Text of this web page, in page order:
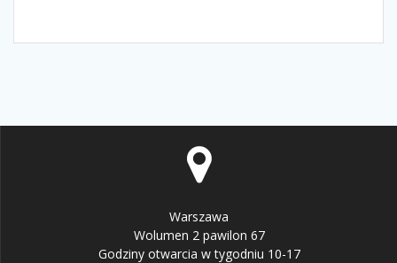
Warszawa
Wolumen 2 pawilon 67
Godziny otwarcia w tygodniu 10-17